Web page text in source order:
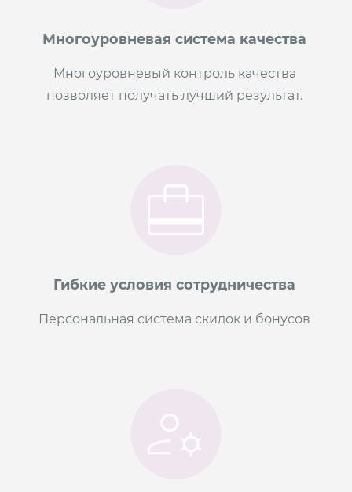
Многоуровневая система качества
Многоуровневый контроль качества
позволяет получать лучший результат.
Гибкие условия сотрудничества
Персональная система скидок и бонусов